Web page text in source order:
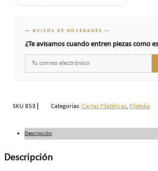
— AVISOS DE NOVEDADES —
¿Te avisamos cuando entren piezas como
SKU853 Categorías: Cartas Filatélicas, Filatelia
Descripción
Descripción